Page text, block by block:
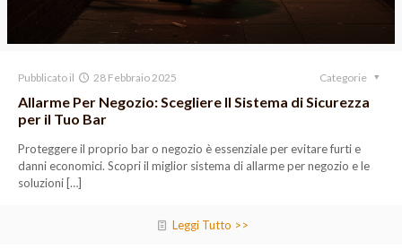
Pubblicato il 28 Febbraio 2025 Categorie
Allarme Per Negozio: Scegliere Il Sistema di Sicurezza
per il Tuo Bar
Proteggere il proprio bar o negozio è essenziale per evitare furti e
danni economici. Scopri il miglior sistema di allarme per negozio e le
soluzioni […]
Leggi Tutto >>